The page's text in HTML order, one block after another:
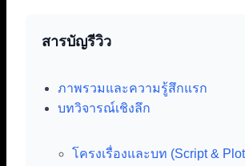
สารบัญรีวิว
ภาพรวมและความรู้สึกแรก
บทวิจารณ์เชิงลึก
โครงเรื่องและบท (Script &